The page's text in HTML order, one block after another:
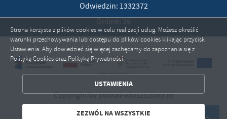
Odwiedzin: 1332372
Online: 38
Copyright by powiat-wloszczowa.pl
2ClickPortal® - Portale nowej generacji
Strona korzysta z plików cookies w celu realizacji usług. Możesz określić
warunki przechowywania lub dostępu do plików cookies klikając przycisk
Ustawienia. Aby dowiedzieć się więcej zachęcamy do zapoznania się z
Polityką Cookies oraz Polityką Prywatności.
USTAWIENIA
ZEZWÓL NA WSZYSTKIE
ZAPISZ WYBRANE
ZEZWÓL NA WSZYSTKIE